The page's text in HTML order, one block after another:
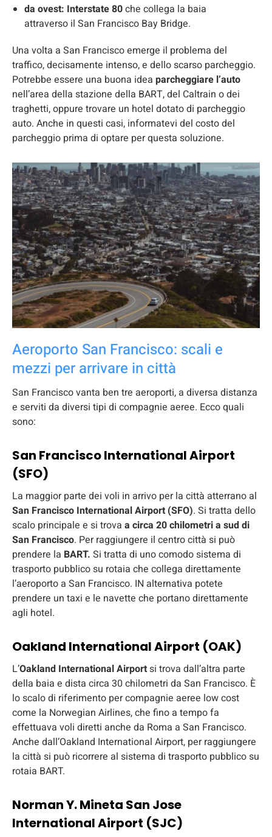
da ovest: Interstate 80che collega la baia
attraverso il San Francisco Bay Bridge.
Una volta a San Francisco emerge il problema del
traffico, decisamente intenso, e dello scarso parcheggio.
Potrebbe essere una buona idea parcheggiare l’auto
nell’area della stazione della BART, del Caltrain o dei
traghetti, oppure trovare un hotel dotato di parcheggio
auto. Anche in questi casi, informatevi del costo del
parcheggio prima di optare per questa soluzione.
Aeroporto San Francisco: scali e
mezzi per arrivare in città
San Francisco vanta ben tre aeroporti, a diversa distanza
e serviti da diversi tipi di compagnie aeree. Ecco quali
sono:
San Francisco International Airport
(SFO)
La maggior parte dei voli in arrivo per la città atterrano al
San Francisco International Airport (SFO). Si tratta dello
scalo principale e si trova a circa 20 chilometri a sud di
San Francisco. Per raggiungere il centro città si può
prendere la BART. Si tratta di uno comodo sistema di
trasporto pubblico su rotaia che collega direttamente
l’aeroporto a San Francisco. IN alternativa potete
prendere un taxi e le navette che portano direttamente
agli hotel.
Oakland International Airport (OAK)
L’Oakland International Airportsi trova dall’altra parte
della baia e dista circa 30 chilometri da San Francisco. È
lo scalo di riferimento per compagnie aeree low cost
come la Norwegian Airlines, che fino a tempo fa
effettuava voli diretti anche da Roma a San Francisco.
Anche dall’Oakland International Airport, per raggiungere
la città si può ricorrere al sistema di trasporto pubblico su
rotaia BART.
Norman Y. Mineta San Jose
International Airport (SJC)